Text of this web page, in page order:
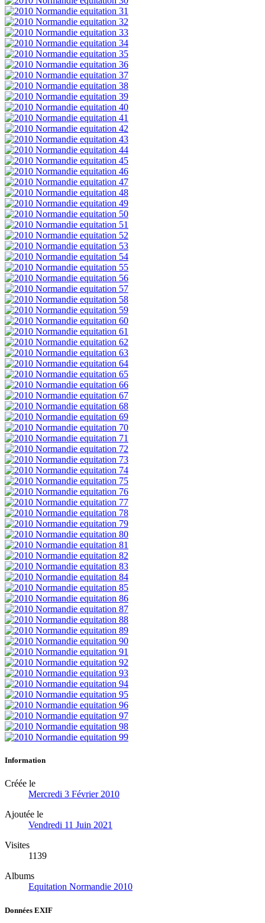
Information
Créée le
Mercredi 3 Février 2010
Ajoutée le
Vendredi 11 Juin 2021
Visites
1139
Albums
Equitation Normandie 2010
Données EXIF